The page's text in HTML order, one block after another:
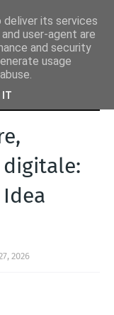
2026
its services
user-agent are
and security
usage
IT